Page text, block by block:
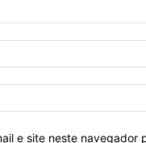
e site neste navegador